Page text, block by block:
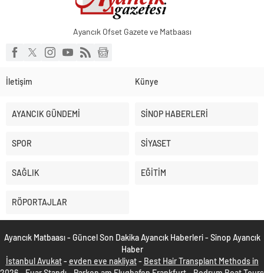
Ayancık Ofset Gazete ve Matbaası
İletişim Künye
AYANCIK GÜNDEMİ SİNOP HABERLERİ
SPOR SİYASET
SAĞLIK EĞİTİM
RÖPORTAJLAR
Ayancık Matbaası - Güncel Son Dakika Ayancık Haberleri - Sinop Ayancık
Haber
İstanbul Avukat- evden eve nakliyat- Best Hair Transplant Methods in